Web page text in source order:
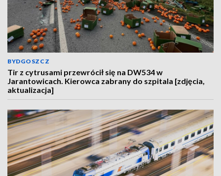
BYDGOSZCZ
Tir z cytrusami przewrócił się na DW534 w
Jarantowicach. Kierowca zabrany do szpitala [zdjęcia,
aktualizacja]